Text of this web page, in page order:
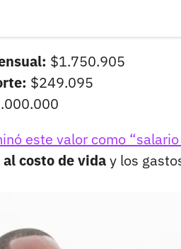
$1.750.905
$249.095
este valor como
costo de viday los